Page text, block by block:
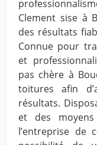
Clement sise à
des résultats
Connue pour
et
pas chère à
toitures afin
résultats.
et des
l’entreprise de